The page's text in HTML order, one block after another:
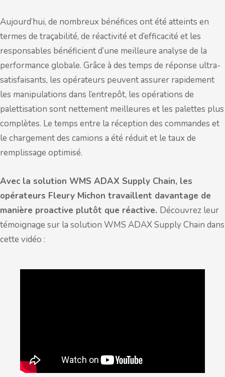
Aujourd’hui, de nombreux bénéfices ont été atteints en
termes de traçabilité, de réactivité et d’efficacité et les
responsables bénéficient d’une meilleure analyse de la
performance globale. Grâce à des temps de réponse ultra-
satisfaisants, les opérateurs peuvent assurer rapidement
les manipulations dans l’entrepôt, les opérations de
palettisation sont nettement meilleures et les palettes plus
complètes. Le temps entre la réception des commandes et
le chargement des camions a été réduit et le taux de
remplissage optimisé.
Avec la solution WMS ADAX Supply Chain, les
opérateurs Fleury Michon travaillent davantage de
manière proactive plutôt que réactive. Découvrez leur
témoignage sur la solution WMS ADAX Supply Chain dans
cette vidéo :